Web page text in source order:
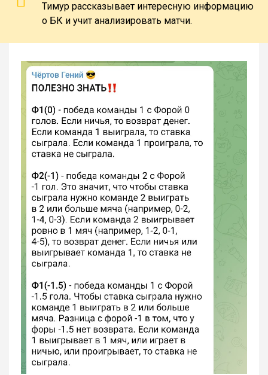
Тимур рассказывает интересную информацию
о БК и учит анализировать матчи.